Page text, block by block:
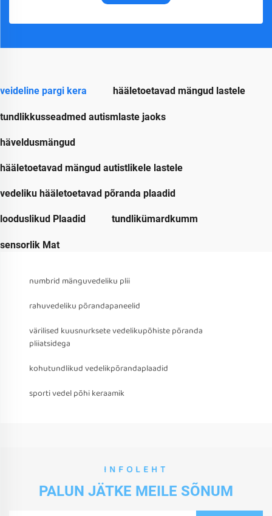
veideline pargi kera hääletoetavad mängud lastele
tundlikkusseadmed autismlaste jaoks
häveldusmängud
hääletoetavad mängud autistlikele lastele
vedeliku hääletoetavad põranda plaadid
looduslikud Plaadid tundlikümardkumm
sensorlik Mat
numbrid mänguvedeliku plii
rahuvedeliku põrandapaneelid
värilised kuusnurksete vedelikupõhiste põranda
pliiatsidega
kohutundlikud vedelikpõrandaplaadid
sporti vedel põhi keraamik
INFOLEHT
PALUN JÄTKE MEILE SÕNUM